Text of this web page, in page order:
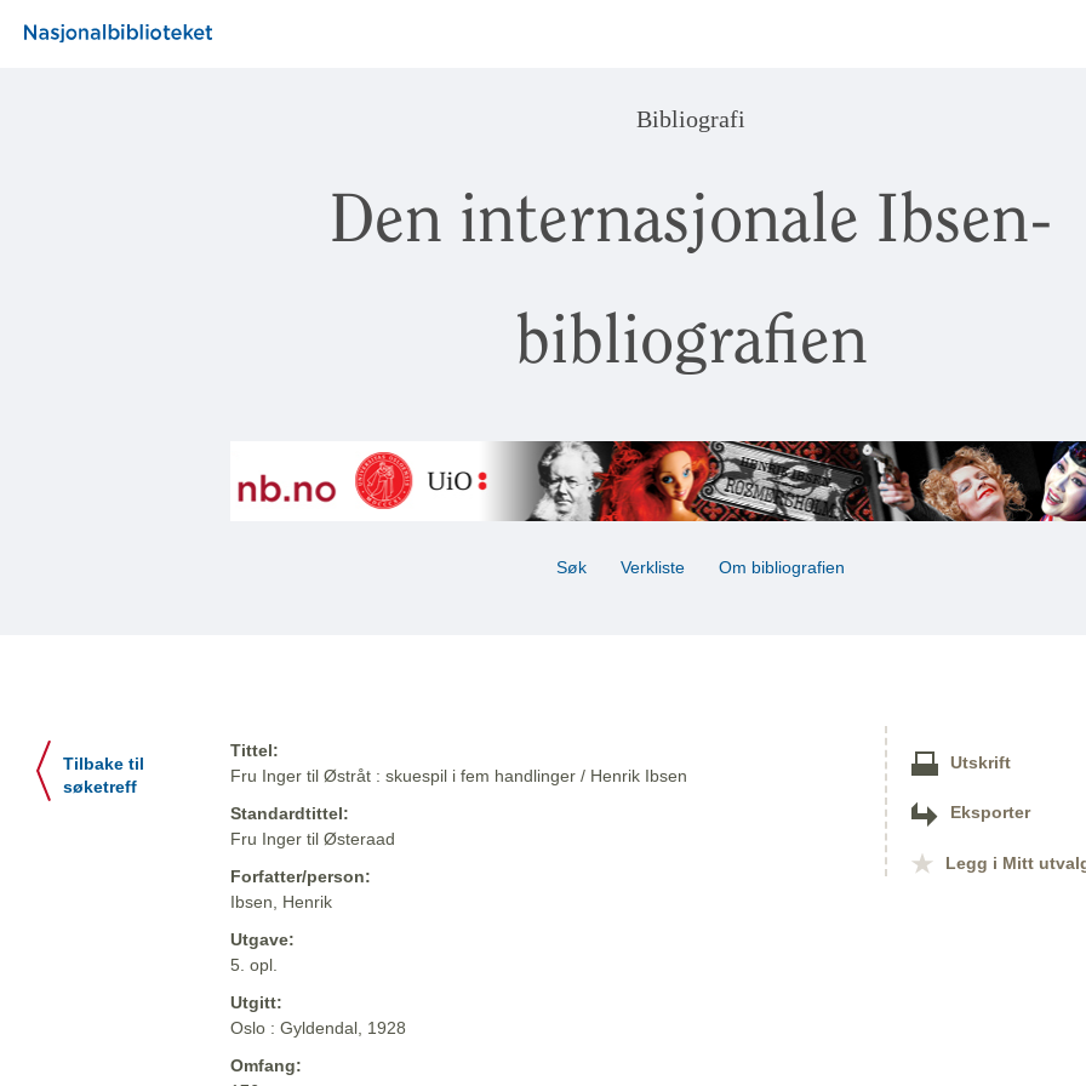
Bibliografi
Den internasjonale Ibsen-
bibliografien
Søk Verkliste Om bibliografien
Tilbake til
søketreff
Tittel:
Fru Inger til Østråt : skuespil i fem handlinger / Henrik Ibsen
Standardtittel:
Fru Inger til Østeraad
Forfatter/person:
Ibsen, Henrik
Utgave:
5. opl.
Utgitt:
Oslo : Gyldendal, 1928
Omfang:
Utskrift
Eksporter
Legg i Mitt